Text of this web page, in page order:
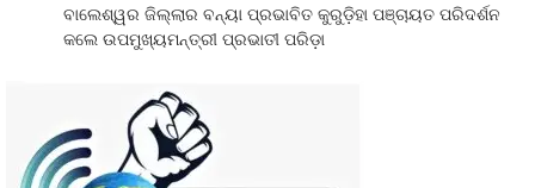
ବାଲେଶ୍ୱର ଜିଲ୍ଲାର ବନ୍ୟା ପ୍ରଭାବିତ କୁରୁଡ଼ିହା ପଞ୍ଚାୟତ ପରିଦର୍ଶନ
କଲେ ଉପମୁଖ୍ୟମନ୍ତ୍ରୀ ପ୍ରଭାତୀ ପରିଡ଼ା